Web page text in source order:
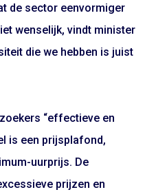
de sector eenvormiger
wenselijk, vindt minister
die we hebben is juist
“effectieve en
is een prijsplafond,
uurprijs. De
prijzen en